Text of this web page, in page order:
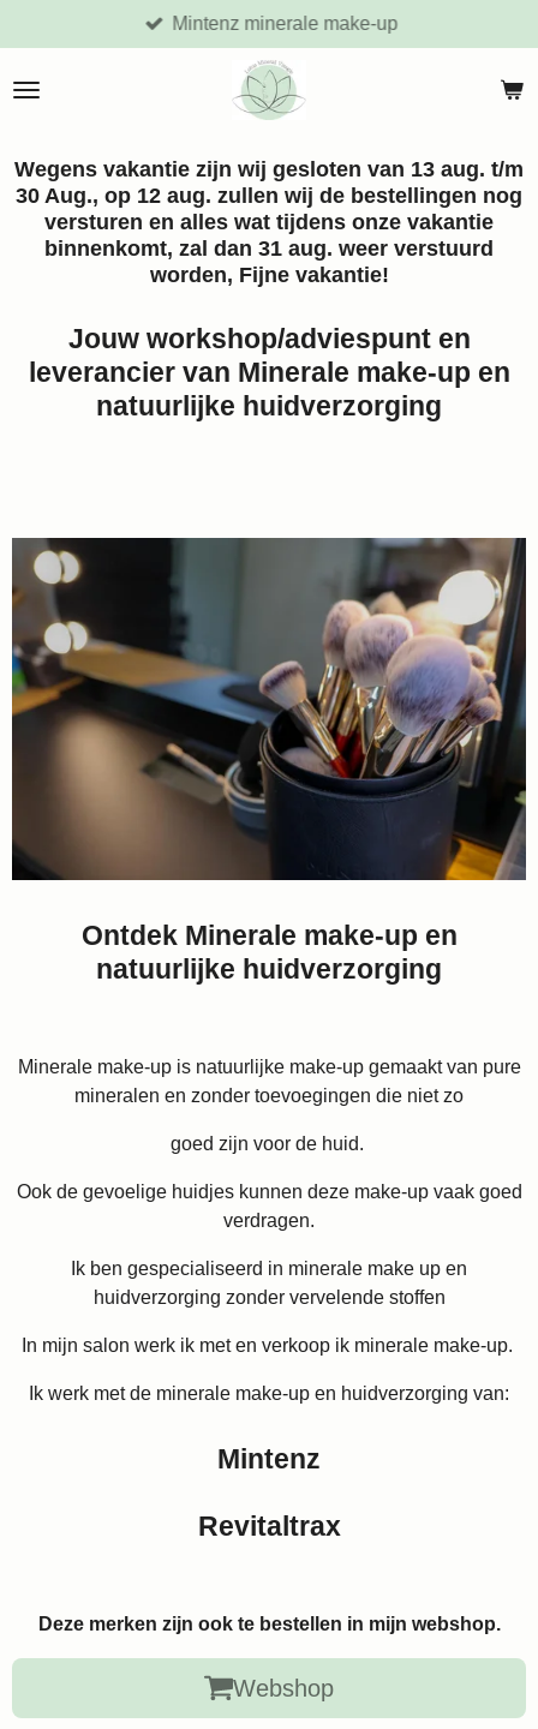
direct
naar
Mintenz minerale make-up
Wegens vakantie zijn wij gesloten van 13 aug. t/m
30 Aug., op 12 aug. zullen wij de bestellingen nog
versturen en alles wat tijdens onze vakantie
binnenkomt, zal dan 31 aug. weer verstuurd
worden, Fijne vakantie!
Jouw workshop/adviespunt en
leverancier van Minerale make-up en
natuurlijke huidverzorging
Ontdek Minerale make-up en
natuurlijke huidverzorging
Minerale make-up is natuurlijke make-up gemaakt van pure
mineralen en zonder toevoegingen die niet zo
goed zijn voor de huid.
Ook de gevoelige huidjes kunnen deze make-up vaak goed
verdragen.
Ik ben gespecialiseerd in minerale make up en
huidverzorging zonder vervelende stoffen
In mijn salon werk ik met en verkoop ik minerale make-up.
Ik werk met de minerale make-up en huidverzorging van:
Mintenz
Revitaltrax
Deze merken zijn ook te bestellen in mijn webshop.
Webshop